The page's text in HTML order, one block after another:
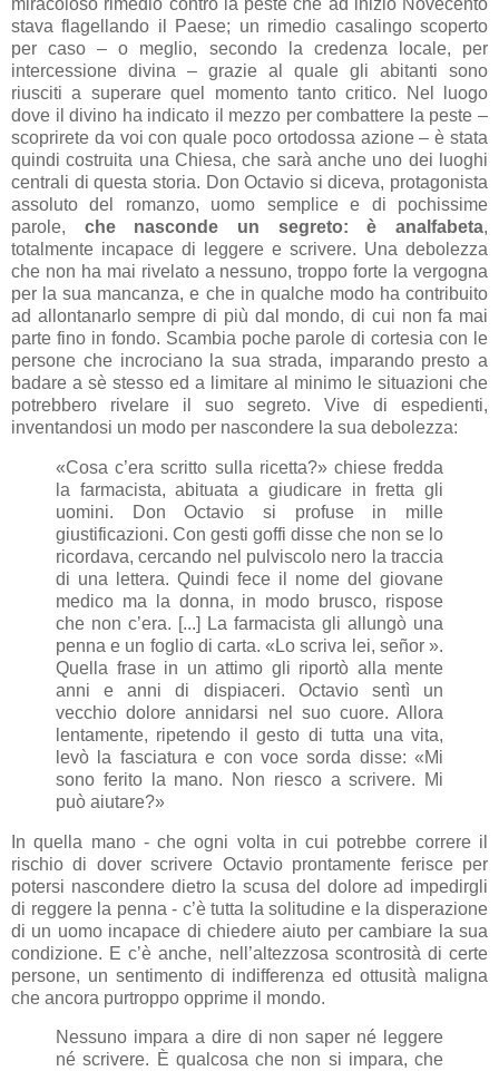
stava flagellando il Paese; un rimedio casalingo scoperto
per caso – o meglio, secondo la credenza locale, per
intercessione divina – grazie al quale gli abitanti sono
riusciti a superare quel momento tanto critico. Nel luogo
dove il divino ha indicato il mezzo per combattere la peste –
scoprirete da voi con quale poco ortodossa azione – è stata
quindi costruita una Chiesa, che sarà anche uno dei luoghi
centrali di questa storia. Don Octavio si diceva, protagonista
assoluto del romanzo, uomo semplice e di pochissime
parole, che nasconde un segreto: è analfabeta,
totalmente incapace di leggere e scrivere. Una debolezza
che non ha mai rivelato a nessuno, troppo forte la vergogna
per la sua mancanza, e che in qualche modo ha contribuito
ad allontanarlo sempre di più dal mondo, di cui non fa mai
parte fino in fondo. Scambia poche parole di cortesia con le
persone che incrociano la sua strada, imparando presto a
badare a sè stesso ed a limitare al minimo le situazioni che
potrebbero rivelare il suo segreto. Vive di espedienti,
inventandosi un modo per nascondere la sua debolezza:
«Cosa c’era scritto sulla ricetta?» chiese fredda
la farmacista, abituata a giudicare in fretta gli
uomini. Don Octavio si profuse in mille
giustificazioni. Con gesti goffi disse che non se lo
ricordava, cercando nel pulviscolo nero la traccia
di una lettera. Quindi fece il nome del giovane
medico ma la donna, in modo brusco, rispose
che non c’era. [...] La farmacista gli allungò una
penna e un foglio di carta. «Lo scriva lei, señor ».
Quella frase in un attimo gli riportò alla mente
anni e anni di dispiaceri. Octavio sentì un
vecchio dolore annidarsi nel suo cuore. Allora
lentamente, ripetendo il gesto di tutta una vita,
levò la fasciatura e con voce sorda disse: «Mi
sono ferito la mano. Non riesco a scrivere. Mi
può aiutare?»
In quella mano - che ogni volta in cui potrebbe correre il
rischio di dover scrivere Octavio prontamente ferisce per
potersi nascondere dietro la scusa del dolore ad impedirgli
di reggere la penna - c’è tutta la solitudine e la disperazione
di un uomo incapace di chiedere aiuto per cambiare la sua
condizione. E c’è anche, nell’altezzosa scontrosità di certe
persone, un sentimento di indifferenza ed ottusità maligna
che ancora purtroppo opprime il mondo.
Nessuno impara a dire di non saper né leggere
né scrivere. È qualcosa che non si impara, che